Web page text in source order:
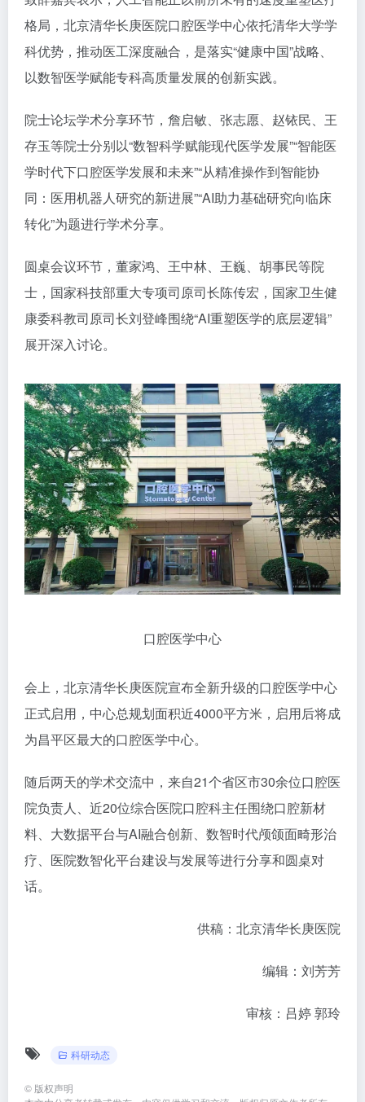
格局，北京清华长庚医院口腔医学中心依托清华大学学
科优势，推动医工深度融合，是落实“健康中国”战略、
以数智医学赋能专科高质量发展的创新实践。
院士论坛学术分享环节，詹启敏、张志愿、赵铱民、王
存玉等院士分别以“数智科学赋能现代医学发展”“智能医
学时代下口腔医学发展和未来”“从精准操作到智能协
同：医用机器人研究的新进展”“AI助力基础研究向临床
转化”为题进行学术分享。
圆桌会议环节，董家鸿、王中林、王巍、胡事民等院
士，国家科技部重大专项司原司长陈传宏，国家卫生健
康委科教司原司长刘登峰围绕“AI重塑医学的底层逻辑”
展开深入讨论。
口腔医学中心
会上，北京清华长庚医院宣布全新升级的口腔医学中心
正式启用，中心总规划面积近4000平方米，启用后将成
为昌平区最大的口腔医学中心。
随后两天的学术交流中，来自21个省区市30余位口腔医
院负责人、近20位综合医院口腔科主任围绕口腔新材
料、大数据平台与AI融合创新、数智时代颅颌面畸形治
疗、医院数智化平台建设与发展等进行分享和圆桌对
话。
供稿：北京清华长庚医院
编辑：刘芳芳
审核：吕婷 郭玲
科研动态
© 版权声明